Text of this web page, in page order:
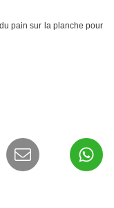
pain sur la planche pour